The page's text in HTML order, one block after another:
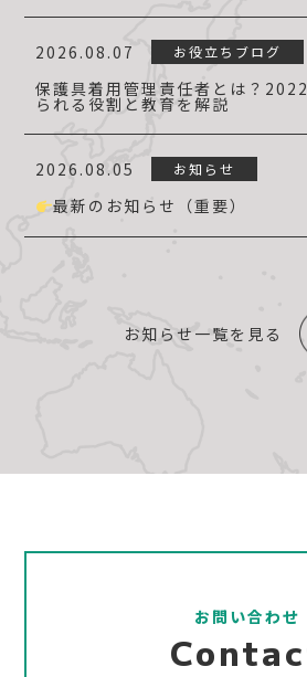
2026.08.07 お役立ちブログ
保護具着用管理責任者とは？
られる役割と教育を解説
2026.08.05 お知らせ
最新のお知らせ（重要）
お知らせ一覧を見る
お問い合わせ